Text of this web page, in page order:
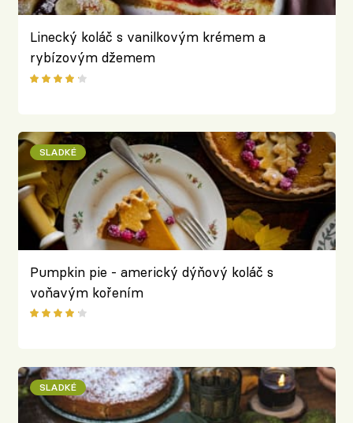
Linecký koláč s vanilkovým krémem a
rybízovým džemem
SLADKÉ
Pumpkin pie - americký dýňový koláč s
voňavým kořením
SLADKÉ